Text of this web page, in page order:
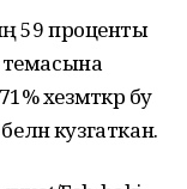
59 проценты
темасына
хезмәткәр бу
кузгаткан.